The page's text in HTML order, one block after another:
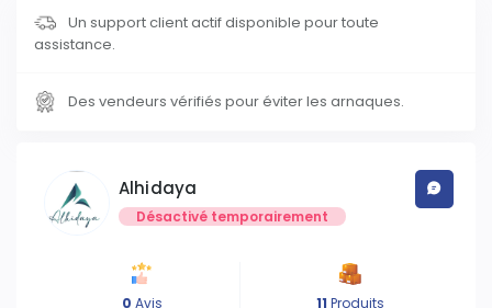
Un support client actif disponible pour toute
assistance.
Des vendeurs vérifiés pour éviter les arnaques.
Alhidaya
Désactivé temporairement
0 Avis 11 Produits